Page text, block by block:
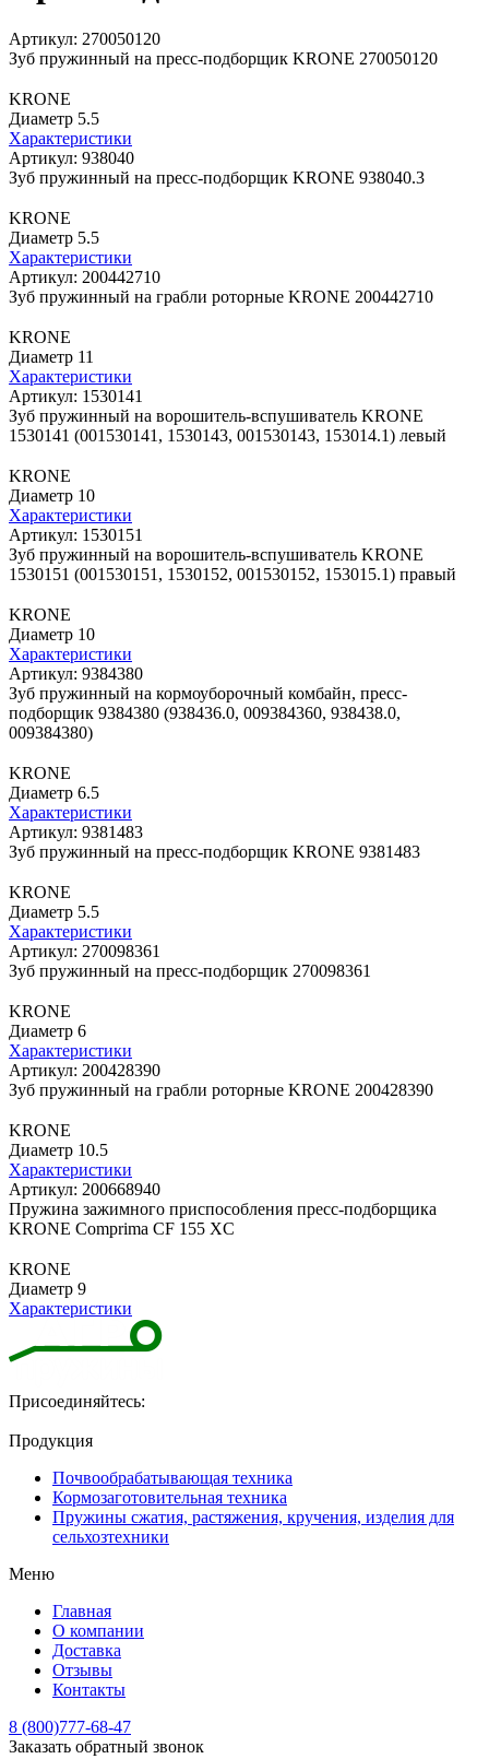
Артикул: 270050120
Зуб пружинный на пресс-подборщик KRONE 270050120
KRONE
Диаметр 5.5
Характеристики
Артикул: 938040
Зуб пружинный на пресс-подборщик KRONE 938040.3
KRONE
Диаметр 5.5
Характеристики
Артикул: 200442710
Зуб пружинный на грабли роторные KRONE 200442710
KRONE
Диаметр 11
Характеристики
Артикул: 1530141
Зуб пружинный на ворошитель-вспушиватель KRONE
1530141 (001530141, 1530143, 001530143, 153014.1) левый
KRONE
Диаметр 10
Характеристики
Артикул: 1530151
Зуб пружинный на ворошитель-вспушиватель KRONE
1530151 (001530151, 1530152, 001530152, 153015.1) правый
KRONE
Диаметр 10
Характеристики
Артикул: 9384380
Зуб пружинный на кормоуборочный комбайн, пресс-
подборщик 9384380 (938436.0, 009384360, 938438.0,
009384380)
KRONE
Диаметр 6.5
Характеристики
Артикул: 9381483
Зуб пружинный на пресс-подборщик KRONE 9381483
KRONE
Диаметр 5.5
Характеристики
Артикул: 270098361
Зуб пружинный на пресс-подборщик 270098361
KRONE
Диаметр 6
Характеристики
Артикул: 200428390
Зуб пружинный на грабли роторные KRONE 200428390
KRONE
Диаметр 10.5
Характеристики
Артикул: 200668940
Пружина зажимного приспособления пресс-подборщика
KRONE Comprima CF 155 XC
KRONE
Диаметр 9
Характеристики
Присоединяйтесь:
Продукция
Почвообрабатывающая техника
Кормозаготовительная техника
Пружины сжатия, растяжения, кручения, изделия для
сельхозтехники
Меню
Главная
О компании
Доставка
Отзывы
Контакты
8 (800)777-68-47
Заказать обратный звонок